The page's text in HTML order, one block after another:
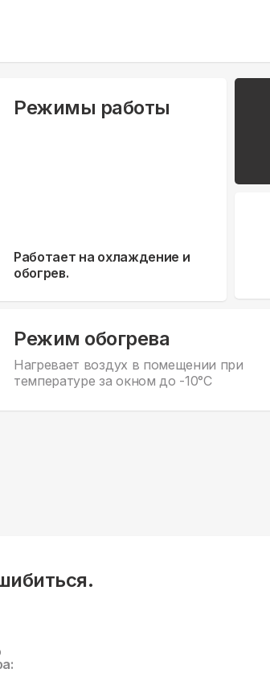
Режимы работы
Работает на охлаждение и
обогрев.
Режим обогрева
Нагревает воздух в помещении при
температуре за окном до -10°С